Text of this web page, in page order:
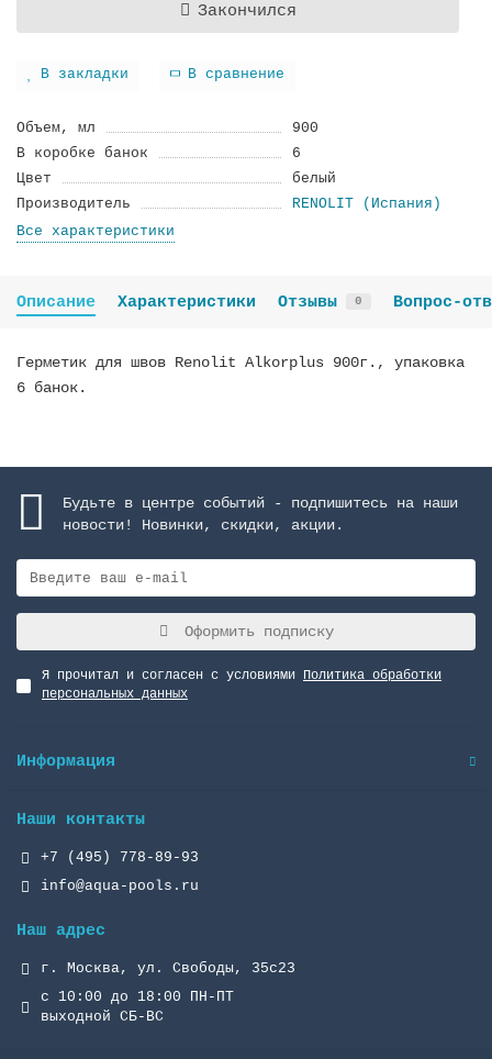
Закончился
В закладки В сравнение
Объем, мл
900
В коробке банок
6
Цвет
белый
Производитель
RENOLIT (Испания)
Все характеристики
Описание Характеристики Отзывы 0 Вопрос-
Герметик для швов Renolit Alkorplus 900г., упаковка
6 банок.
Будьте в центре событий - подпишитесь на наши
новости! Новинки, скидки, акции.
Оформить подписку
Я прочитал и согласен с условиями Политика обработки
персональных данных
Информация
Наши контакты
+7 (495) 778-89-93
info@aqua-pools.ru
Наш адрес
г. Москва, ул. Свободы, 35с23
с 10:00 до 18:00 ПН-ПТ
выходной СБ-ВС